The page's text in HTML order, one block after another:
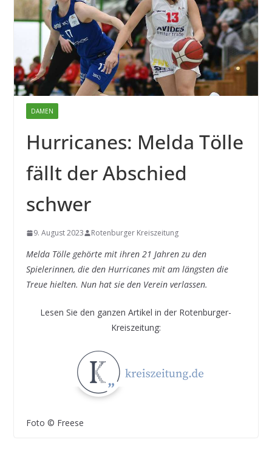
DAMEN
Hurricanes: Melda Tölle
fällt der Abschied
schwer
9. August 2023 Rotenburger Kreiszeitung
Melda Tölle gehörte mit ihren 21 Jahren zu den
Spielerinnen, die den Hurricanes mit am längsten die
Treue hielten. Nun hat sie den Verein verlassen.
Lesen Sie den ganzen Artikel in der Rotenburger-
Kreiszeitung:
Foto © Freese